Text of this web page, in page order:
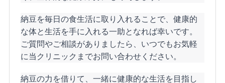
納豆を毎日の食生活に取り入れることで、健康的
な体と生活を手に入れる一助となれば幸いです。
ご質問やご相談がありましたら、いつでもお気軽
に当クリニックまでお問い合わせください。
納豆の力を借りて、一緒に健康的な生活を目指し